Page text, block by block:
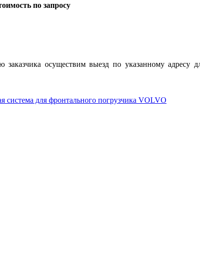
по запросу
осуществим выезд по указанному адресу
система для фронтального погрузчика VOLVO